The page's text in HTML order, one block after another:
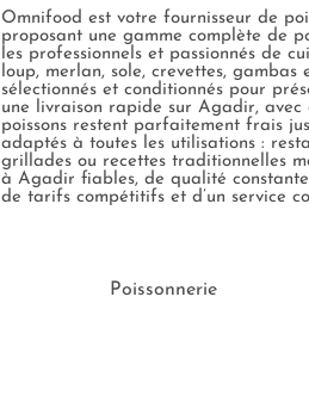
Omnifood est votre fournisseur de
proposant une gamme complète de
les professionnels et passionnés de
loup, merlan, sole, crevettes, gambas
sélectionnés et conditionnés pour
une livraison rapide sur Agadir,
poissons restent parfaitement frais
adaptés à toutes les utilisations :
grillades ou recettes traditionnelles
à Agadir fiables, de qualité
de tarifs compétitifs et d’un service
Poissonnerie